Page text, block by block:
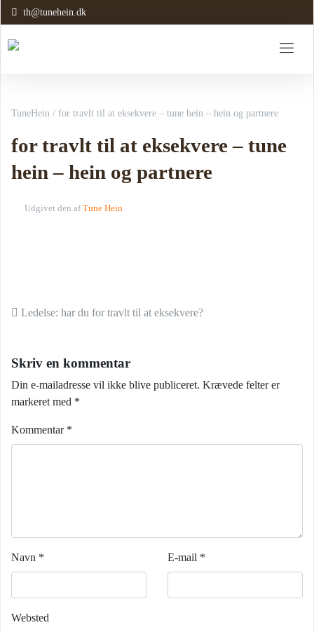
th@tunehein.dk
TuneHein / for travlt til at eksekvere – tune hein – hein og partnere
for travlt til at eksekvere – tune
hein – hein og partnere
Udgivet den af Tune Hein
Indlæg navigation
Ledelse: har du for travlt til at eksekvere?
Skriv en kommentar
Din e-mailadresse vil ikke blive publiceret. Krævede felter er
markeret med *
Kommentar *
Navn * E-mail *
Websted